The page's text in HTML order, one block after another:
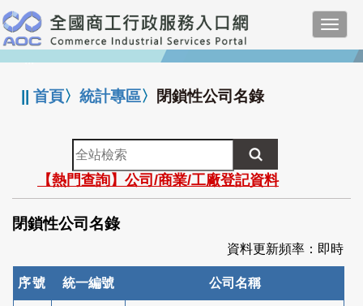
跳
到
主
要
:::
||首頁〉統計專區〉 閉鎖性公司名錄
全
站
檢
索
【熱門查詢】公司/商業/工廠登記資料
閉鎖性公司名錄
資料更新頻率：即時
序號 統一編號 公司名稱